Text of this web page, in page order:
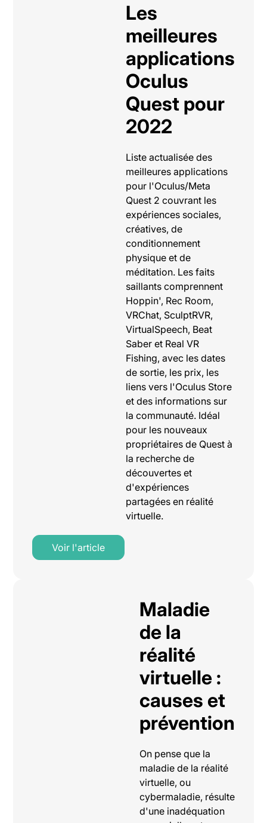
Les
meilleures
applications
Oculus
Quest pour
2022
Liste actualisée des
meilleures applications
pour l'Oculus/Meta
Quest 2 couvrant les
expériences sociales,
créatives, de
conditionnement
physique et de
méditation. Les faits
saillants comprennent
Hoppin', Rec Room,
VRChat, SculptRVR,
VirtualSpeech, Beat
Saber et Real VR
Fishing, avec les dates
de sortie, les prix, les
liens vers l'Oculus Store
et des informations sur
la communauté. Idéal
pour les nouveaux
propriétaires de Quest à
la recherche de
découvertes et
d'expériences
partagées en réalité
virtuelle.
Voir l'article
Maladie
de la
réalité
virtuelle :
causes et
prévention
On pense que la
maladie de la réalité
virtuelle, ou
cybermaladie, résulte
d'une inadéquation